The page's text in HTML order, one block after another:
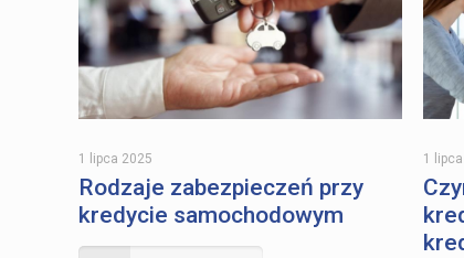
1 lipca 2025
Rodzaje zabezpieczeń przy
kredycie samochodowym
1